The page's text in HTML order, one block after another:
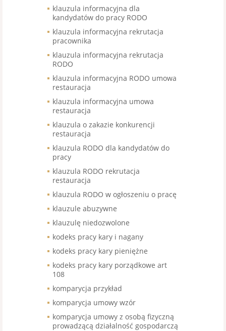
klauzula informacyjna dla
kandydatów do pracy RODO
klauzula informacyjna rekrutacja
pracownika
klauzula informacyjna rekrutacja
RODO
klauzula informacyjna RODO umowa
restauracja
klauzula informacyjna umowa
restauracja
klauzula o zakazie konkurencji
restauracja
klauzula RODO dla kandydatów do
pracy
klauzula RODO rekrutacja
restauracja
klauzula RODO w ogłoszeniu o pracę
klauzule abuzywne
klauzulę niedozwolone
kodeks pracy kary i nagany
kodeks pracy kary pieniężne
kodeks pracy kary porządkowe art
108
komparycja przykład
komparycja umowy wzór
komparycja umowy z osobą fizyczną
prowadzącą działalność gospodarczą